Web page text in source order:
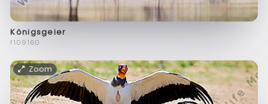
Königsgeier
f109160
Zoom